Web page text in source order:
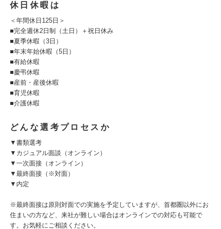
休日休暇は
＜年間休日125日＞
■完全週休2日制（土日）＋祝日休み
■夏季休暇（3日）
■年末年始休暇（5日）
■有給休暇
■慶弔休暇
■産前・産後休暇
■育児休暇
■介護休暇
どんな選考プロセスか
▼書類選考
▼カジュアル面談（オンライン）
▼一次面接（オンライン）
▼最終面接（※対面）
▼内定
※最終面接は原則対面での実施を予定していますが、首都圏以外にお
住まいの方など、来社が難しい場合はオンラインでの対応も可能で
す。お気軽にご相談ください。